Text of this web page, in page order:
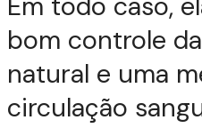
bom controle
natural e uma
circulação